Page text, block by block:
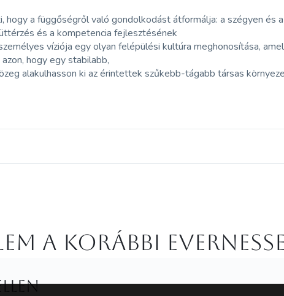
a függőségről való gondolkodást átformálja: a szégyen és
és a kompetencia fejlesztésének
víziója egy olyan felépülési kultúra meghonosítása,
hogy egy stabilabb,
alakulhasson ki az érintettek szűkebb-tágabb társas
a korábbi